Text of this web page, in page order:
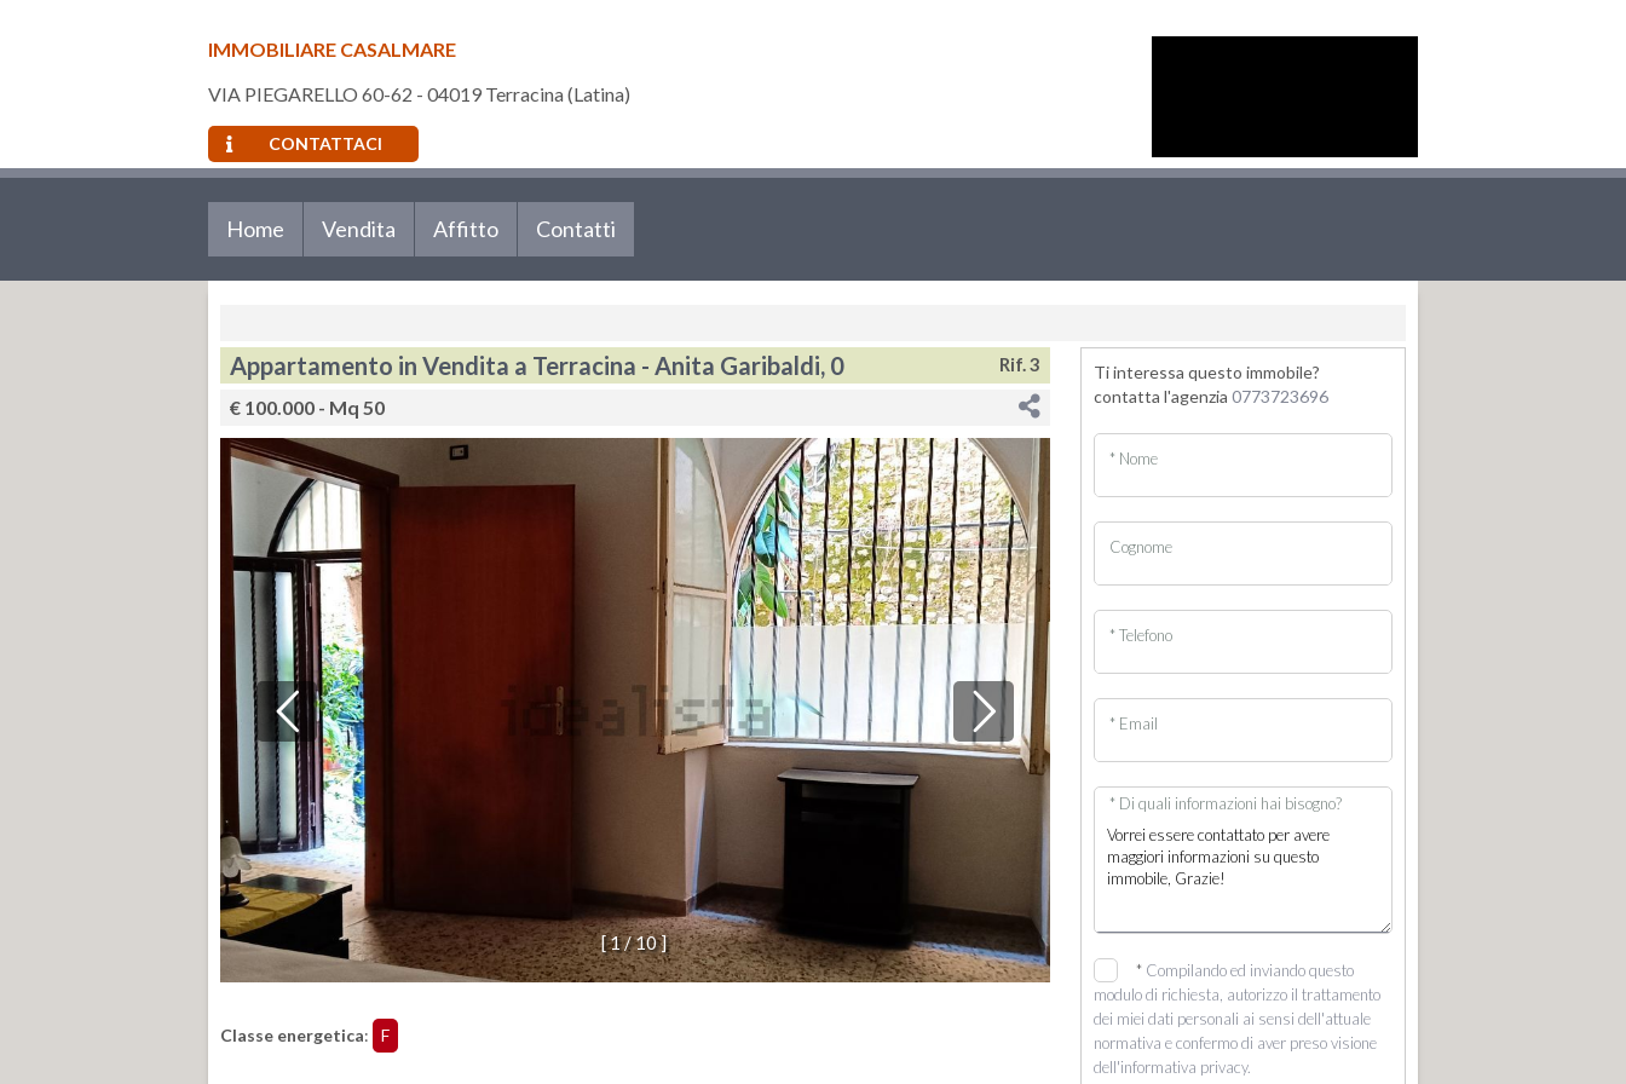
IMMOBILIARE CASALMARE
VIA PIEGARELLO 60-62 - 04019 Terracina (Latina)
CONTATTACI
Home Vendita Affitto Contatti
Appartamento in Vendita a Terracina - Anita Garibaldi, 0 Rif. 3
€ 100.000 - Mq 50
[1/10]
Classe energetica: F
Ti interessa questo immobile?
contatta l'agenzia 0773723696
* Nome
Cognome
* Telefono
* Email
* Di quali informazioni hai bisogno?
* Compilando ed inviando questo
modulo di richiesta, autorizzo il trattamento
dei miei dati personali ai sensi dell'attuale
normativa e confermo di aver preso visione
dell'informativa privacy.